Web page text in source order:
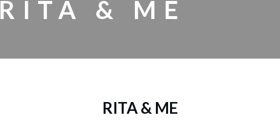
RITA & ME
RITA & ME